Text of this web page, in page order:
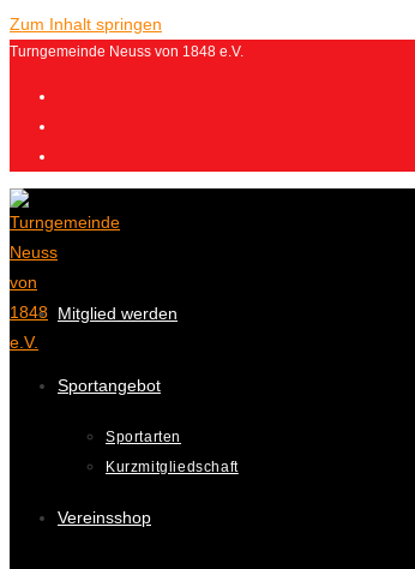
Zum Inhalt springen
Turngemeinde Neuss von 1848 e.V.
Mitglied werden
Sportangebot
Sportarten
Kurzmitgliedschaft
Vereinsshop